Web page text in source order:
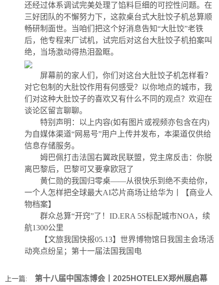
还经过体系调试完美处理了馅料巨细的可控性问题。在
三好团队的不懈努力下，这款桌台式大肚饺子机总算顺
畅研制面世。当咱们把这个好消息告知“大肚饺”老铁
后，他专程来厂试机，试完后对这台大肚饺子机拍案叫
绝，当场激动得热泪盈眶。
屏幕前的家人们，你们对这台大肚饺子机怎样看？
对它包制的大肚饺作用有何感受？以你地点的城市，我
们对这种大肚饺子的喜欢又有什么不同的观点？欢迎在
谈论区留言聊聊。
特别声明：以上内容(如有图片或视频亦包含在内)
为自媒体渠道“网易号”用户上传并发布，本渠道仅供给
信息存储服务。
姆巴佩打击法国右翼政民联盟，党主席反击：你脱
离巴黎后，巴黎可又要拿欧冠了
黄仁勋的我国归零桌——从很快乐到绝不卖给你，
一个人怎样把全球最大AI芯片商场让给华为丨【商业人
物档案】
群众总算“开窍”了！ID.ERA 5S标配城市NOA，续
航1300公里
【文旅我国快报05.13】世界博物馆日我国主会场活
动亮点纷呈；第十一届法国我国电
上一篇:
第十八届中国冻博会丨2025HOTELEX郑州展启幕